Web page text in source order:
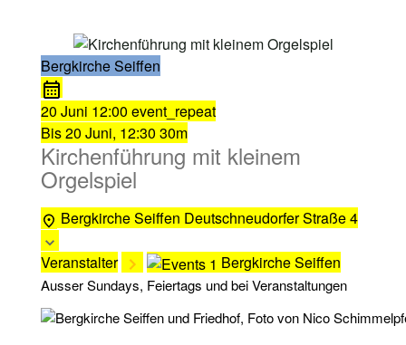
Bergkirche Seiffen
20 Juni 12:00 event_repeat
Bis20 Juni, 12:30 30m
Kirchenführung mit kleinem
Orgelspiel
Bergkirche Seiffen Deutschneudorfer Straße 4
Veranstalter Bergkirche Seiffen
Ausser Sundays, Feiertags und bei Veranstaltungen